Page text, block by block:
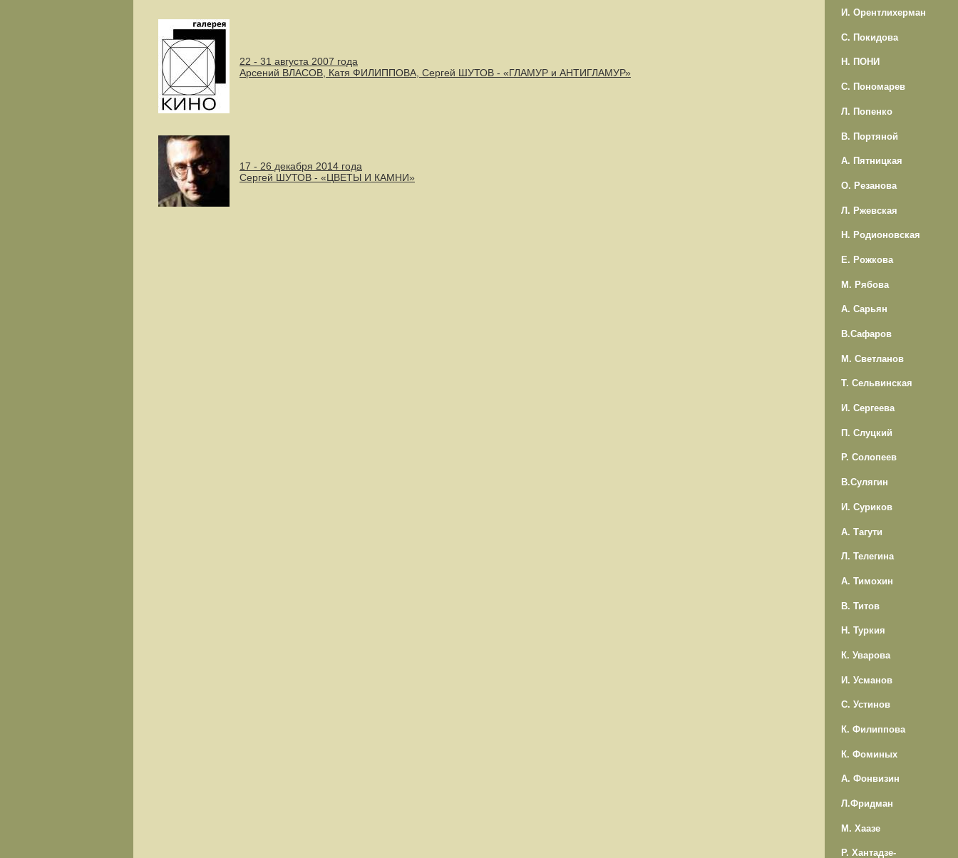
22 - 31 августа 2007 года
Арсений ВЛАСОВ, Катя ФИЛИППОВА, Сергей ШУТОВ - «ГЛАМУР и АНТИГЛАМУР»
17 - 26 декабря 2014 года
Сергей ШУТОВ - «ЦВЕТЫ И КАМНИ»
И. Орентлихерман
С. Покидова
Н. ПОНИ
С. Пономарев
Л. Попенко
В. Портяной
А. Пятницкая
О. Резанова
Л. Ржевская
Н. Родионовская
Е. Рожкова
М. Рябова
А. Сарьян
В.Сафаров
М. Светланов
Т. Сельвинская
И. Сергеева
П. Слуцкий
Р. Солопеев
В.Сулягин
И. Суриков
А. Тагути
Л. Телегина
А. Тимохин
В. Титов
Н. Туркия
К. Уварова
И. Усманов
С. Устинов
К. Филиппова
К. Фоминых
А. Фонвизин
Л.Фридман
М. Хаазе
Р. Хантадзе-